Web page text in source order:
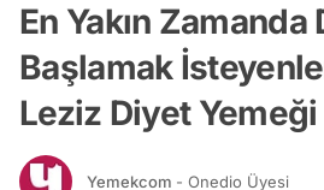
En Yakın Zamanda
Başlamak
Leziz Diyet Yemeği
Yemekcom - Onedio Üyesi